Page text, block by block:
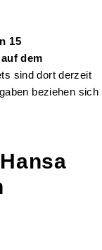
15
dem
sind dort derzeit
beziehen sich